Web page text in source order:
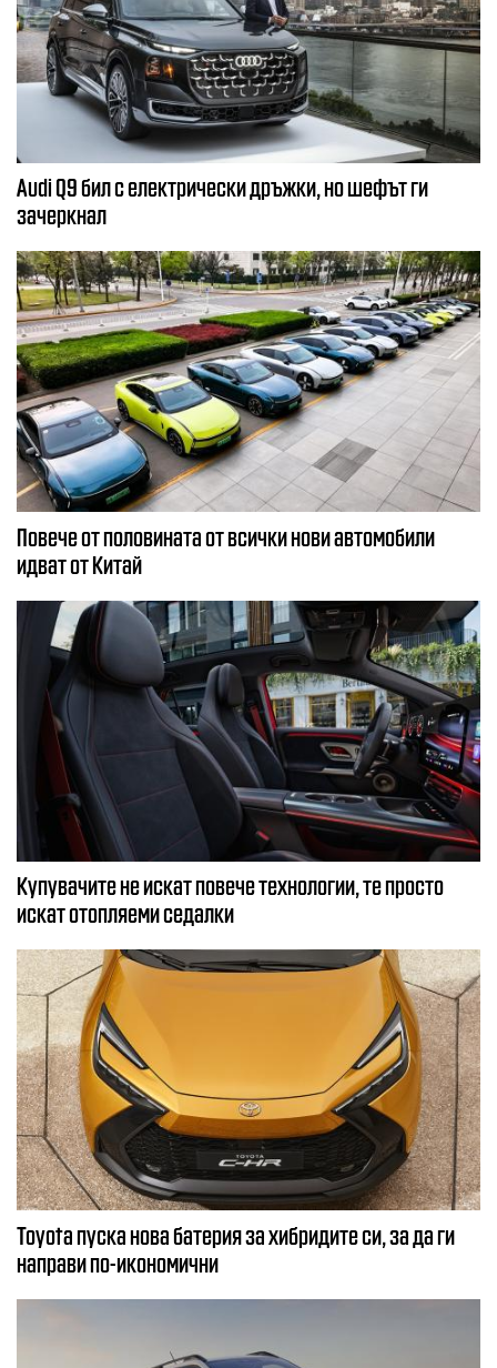
Audi Q9 бил с електрически дръжки, но шефът ги
зачеркнал
Повече от половината от всички нови автомобили
идват от Китай
Купувачите не искат повече технологии, те просто
искат отопляеми седалки
Toyota пуска нова батерия за хибридите си, за да ги
направи по-икономични